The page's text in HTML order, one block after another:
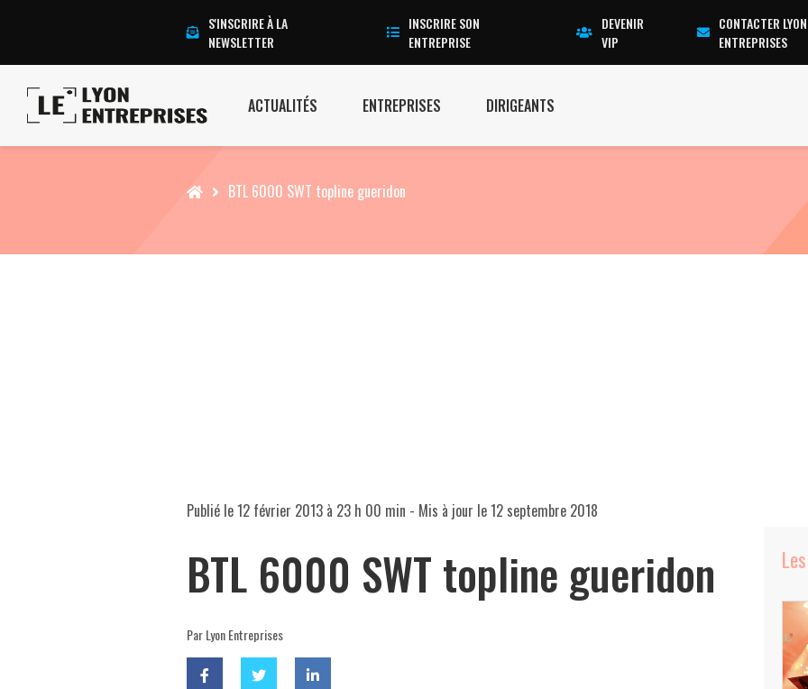
S'INSCRIRE À LA
NEWSLETTER
INSCRIRE SON
ENTREPRISE
DEVENIR
VIP
CONTACTER LYON
ENTREPRISES
ACTUALITÉS ENTREPRISES DIRIGEANTS
Accueil BTL 6000 SWT topline gueridon
Publié le12 février 2013 à 23 h 00 min - Mis à jour le12 septembre 2018
BTL 6000 SWT topline gueridon
Par Lyon Entreprises